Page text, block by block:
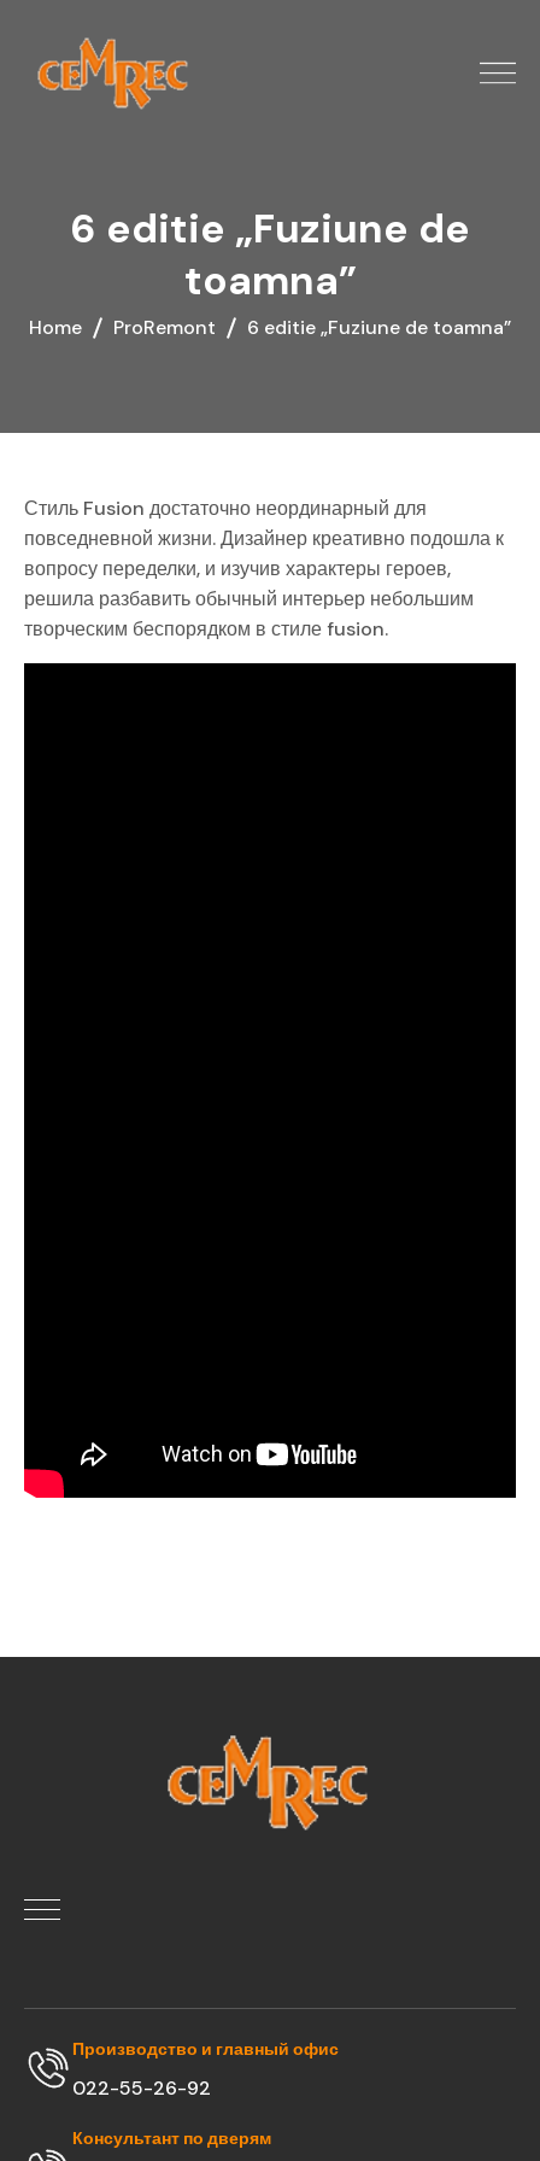
6 editie „Fuziune de
toamna”
Home ProRemont 6 editie „Fuziune de toamna”
Стиль Fusion достаточно неординарный для
повседневной жизни. Дизайнер креативно подошла к
вопросу переделки, и изучив характеры героев,
решила разбавить обычный интерьер небольшим
творческим беспорядком в стиле fusion.
022-55-26-92
Производство и главный офис
Консультант по дверям